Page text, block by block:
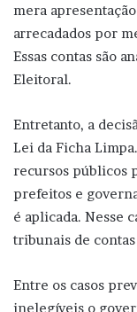
mera
arrecadados por
Essas contas são
Eleitoral.
Entretanto, a
Lei da Ficha
recursos públicos
prefeitos e
é aplicada. Nesse
tribunais de
Entre os casos
inelegíveis o